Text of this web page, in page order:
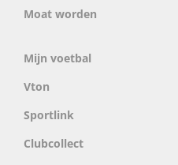
Moat worden
Mijn voetbal
Vton
Sportlink
Clubcollect